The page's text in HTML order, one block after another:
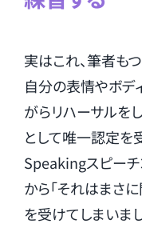
実はこれ、筆者も
自分の表情やボデ
がらリハーサルを
として唯一認定を
Speakingスピー
から「それはまさ
を受けてしまいま